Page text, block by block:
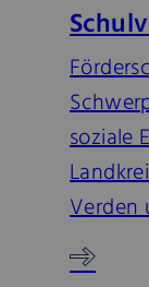
soziale
Verden